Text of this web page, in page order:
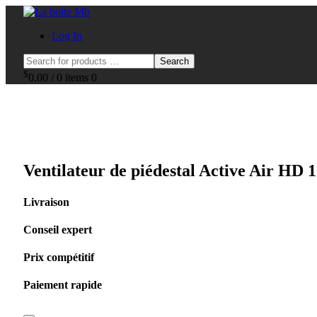
Log In
Search
$0.00 / 0 items 0
Ventilateur de piédestal Active Air HD
Livraison
Conseil expert
Prix compétitif
Paiement rapide